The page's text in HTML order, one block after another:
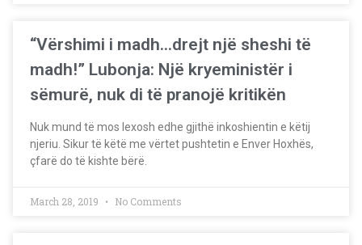
“Vërshimi i madh…drejt një sheshi të
madh!” Lubonja: Një kryeministër i
sëmurë, nuk di të pranojë kritikën
Nuk mund të mos lexosh edhe gjithë inkoshientin e këtij
njeriu. Sikur të këtë me vërtet pushtetin e Enver Hoxhës,
çfarë do të kishte bërë.
March 28, 2019 No Comments